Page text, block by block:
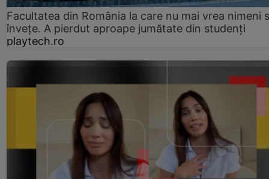
Facultatea din România la care nu mai vrea nimeni
înveţe. A pierdut aproape jumătate din studenţi
playtech.ro